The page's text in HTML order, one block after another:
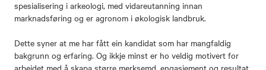
spesialisering i arkeologi, med vidareutanning innan
marknadsføring og er agronom i økologisk landbruk.
Dette syner at me har fått ein kandidat som har mangfaldig
bakgrunn og erfaring. Og ikkje minst er ho veldig motivert for